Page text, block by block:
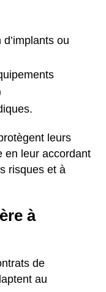
ou
leurs
en leur accordant
risques et à
à
de
au